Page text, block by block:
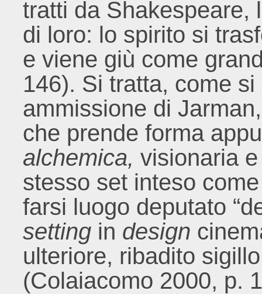
tratti da Shakespeare,
di loro: lo spirito si
e viene giù come
146). Si tratta, come
ammissione di
che prende forma
alchemica, visionaria
stesso set inteso
farsi luogo deputato
setting in design
ulteriore, ribadito
(Colaiacomo 2000, p.